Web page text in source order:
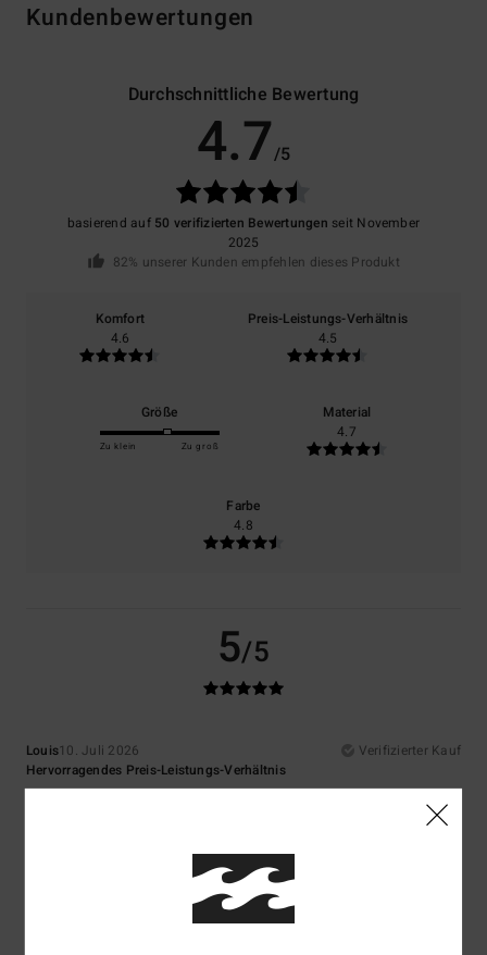
Kundenbewertungen
Durchschnittliche Bewertung
4.7/5
basierend auf 50 verifizierten Bewertungen seit November
2025
82% unserer Kunden empfehlen dieses Produkt
Komfort
4.6
Preis-Leistungs-Verhältnis
4.5
Größe
Zu klein Zu groß
Material
4.7
Farbe
4.8
5/5
Louis10. Juli 2026
Verifizierter Kauf
Hervorragendes Preis-Leistungs-Verhältnis
Original anzeigen - Français
Ich empfehle dieses Produkt
5/5